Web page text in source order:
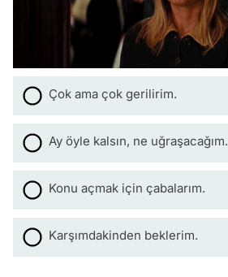
Çok ama çok gerilirim.
Ay öyle kalsın, ne uğraşacağım.
Konu açmak için çabalarım.
Karşımdakinden beklerim.